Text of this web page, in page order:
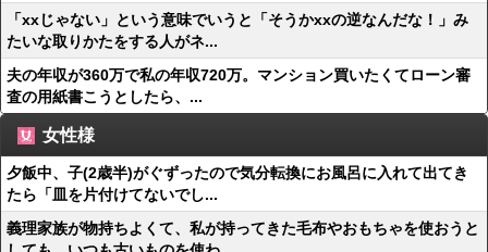
「xxじゃない」という意味でいうと「そうかxxの逆なんだな！」み
たいな取りかたをする人がネ...
夫の年収が360万で私の年収720万。マンション買いたくてローン審
査の用紙書こうとしたら、...
女性様
夕飯中、子(2歳半)がぐずったので気分転換にお風呂に入れて出てき
たら「皿を片付けてないでし...
義理家族が物持ちよくて、私が持ってきた毛布やおもちゃを使おうと